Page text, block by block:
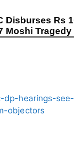
Disburses Rs
Moshi